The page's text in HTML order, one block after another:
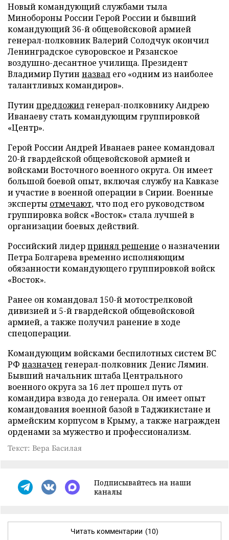
Новый командующий службами тыла
Минобороны России Герой России и бывший
командующий 36-й общевойсковой армией
генерал-полковник Валерий Солодчук окончил
Ленинградское суворовское и Рязанское
воздушно-десантное училища. Президент
Владимир Путин назвал его «одним из наиболее
талантливых командиров».
Путин предложилгенерал-полковнику Андрею
Иванаеву стать командующим группировкой
«Центр».
Герой России Андрей Иванаев ранее командовал
20-й гвардейской общевойсковой армией и
войсками Восточного военного округа. Он имеет
большой боевой опыт, включая службу на Кавказе
и участие в военной операции в Сирии. Военные
эксперты отмечают, что под его руководством
группировка войск «Восток» стала лучшей в
организации боевых действий.
Российский лидерпринял решение о назначении
Петра Болгарева временно исполняющим
обязанности командующего группировкой войск
«Восток».
Ранее он командовал 150-й мотострелковой
дивизией и 5-й гвардейской общевойсковой
армией, а также получил ранение в ходе
спецоперации.
Командующим войсками беспилотных систем ВС
РФ назначен генерал-полковник Денис Лямин.
Бывший начальник штаба Центрального
военного округа за 16 лет прошел путь от
командира взвода до генерала. Он имеет опыт
командования военной базой в Таджикистане и
армейским корпусом в Крыму, а также награжден
орденами за мужество и профессионализм.
Текст: Вера Басилая
Подписывайтесь на наши
каналы
Читать комментарии (10)